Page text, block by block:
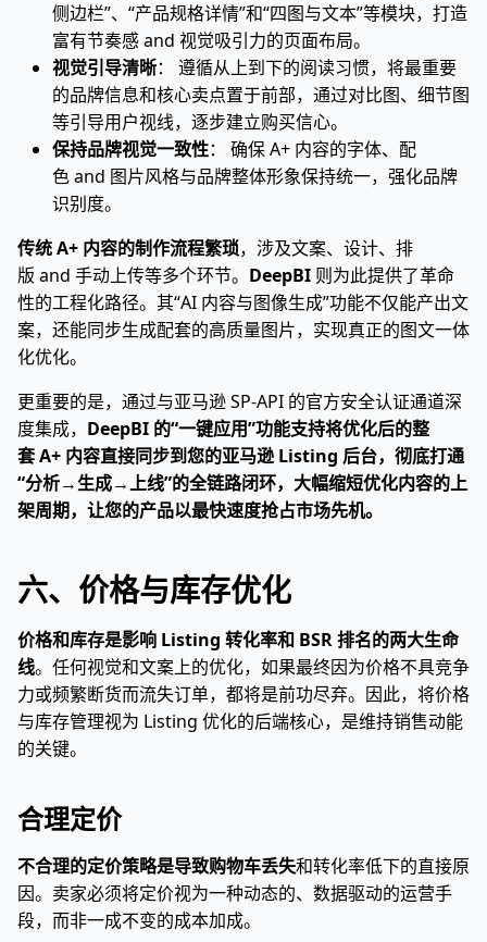
侧边栏”、“产品规格详情”和“四图与文本”等模块，打造
富有节奏感 and 视觉吸引力的页面布局。
视觉引导清晰： 遵循从上到下的阅读习惯，将最重要
的品牌信息和核心卖点置于前部，通过对比图、细节图
等引导用户视线，逐步建立购买信心。
保持品牌视觉一致性： 确保 A+ 内容的字体、配
色 and 图片风格与品牌整体形象保持统一，强化品牌
识别度。
传统 A+ 内容的制作流程繁琐，涉及文案、设计、排
版 and 手动上传等多个环节。 DeepBI 则为此提供了革命
性的工程化路径。其“AI 内容与图像生成”功能不仅能产出文
案，还能同步生成配套的高质量图片，实现真正的图文一体
化优化。
更重要的是，通过与亚马逊 SP-API 的官方安全认证通道深
度集成， DeepBI 的“一键应用”功能支持将优化后的整
套 A+ 内容直接同步到您的亚马逊 Listing 后台，彻底打通
“分析→生成→上线”的全链路闭环，大幅缩短优化内容的上
架周期，让您的产品以最快速度抢占市场先机。
六、价格与库存优化
价格和库存是影响 Listing 转化率和 BSR 排名的两大生命
线。任何视觉和文案上的优化，如果最终因为价格不具竞争
力或频繁断货而流失订单，都将是前功尽弃。因此，将价格
与库存管理视为 Listing 优化的后端核心，是维持销售动能
的关键。
合理定价
不合理的定价策略是导致购物车丢失和转化率低下的直接原
因。卖家必须将定价视为一种动态的、数据驱动的运营手
段，而非一成不变的成本加成。